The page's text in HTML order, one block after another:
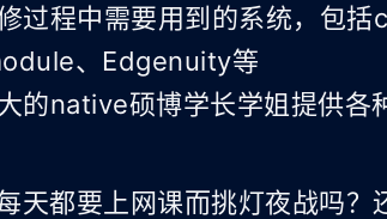
过程中需要用到的系统，包括
、Edgenuity等
的native硕博学长学姐提供各
天都要上网课而挑灯夜战吗？